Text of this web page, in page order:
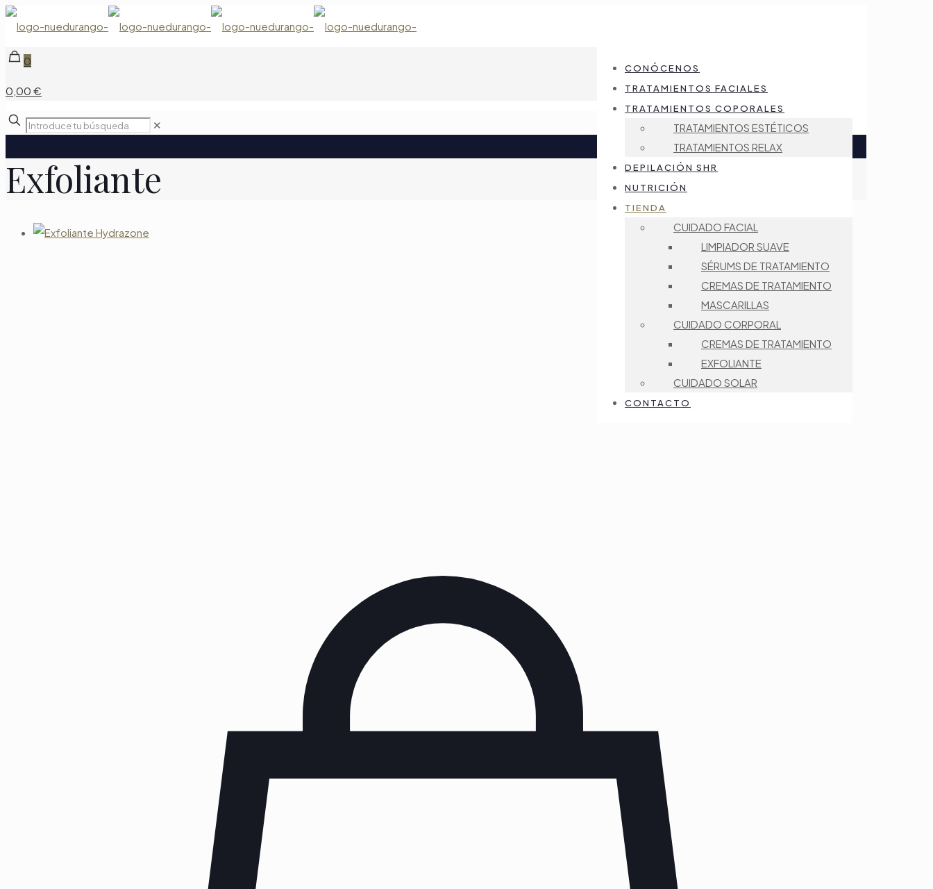
CONÓCENOS
TRATAMIENTOS FACIALES
TRATAMIENTOS COPORALES
TRATAMIENTOS ESTÉTICOS
TRATAMIENTOS RELAX
DEPILACIÓN SHR
NUTRICIÓN
TIENDA
CUIDADO FACIAL
LIMPIADOR SUAVE
SÉRUMS DE TRATAMIENTO
CREMAS DE TRATAMIENTO
MASCARILLAS
CUIDADO CORPORAL
CREMAS DE TRATAMIENTO
EXFOLIANTE
CUIDADO SOLAR
CONTACTO
0
0,00 €
Introduce
tu
búsqueda
✕
Exfoliante